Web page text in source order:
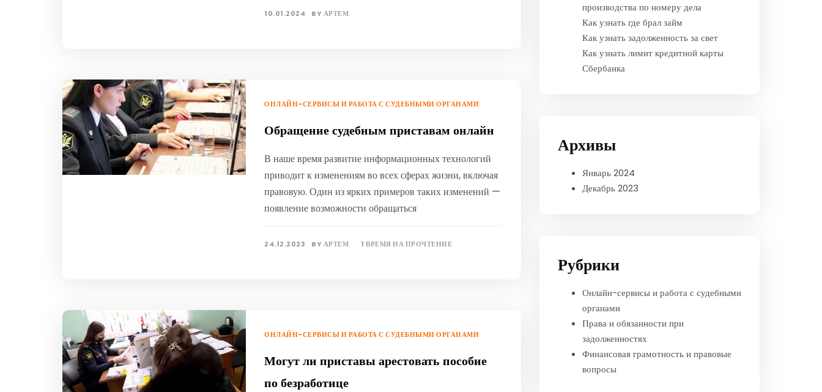
10.01.2024 BYАРТЕМ
ОНЛАЙН-СЕРВИСЫ И РАБОТА С СУДЕБНЫМИ ОРГАНАМИ
Обращение судебным приставам онлайн
В наше время развитие информационных технологий
приводит к изменениям во всех сферах жизни, включая
правовую. Один из ярких примеров таких изменений —
появление возможности обращаться
24.12.2023 BYАРТЕМ 1 ВРЕМЯ НА ПРОЧТЕНИЕ
ОНЛАЙН-СЕРВИСЫ И РАБОТА С СУДЕБНЫМИ ОРГАНАМИ
Могут ли приставы арестовать пособие
по безработице
производства по номеру дела
Как узнать где брал займ
Как узнать задолженность за свет
Как узнать лимит кредитной карты
Сбербанка
Архивы
Январь 2024
Декабрь 2023
Рубрики
Онлайн-сервисы и работа с судебными
органами
Права и обязанности при
задолженностях
Финансовая грамотность и правовые
вопросы